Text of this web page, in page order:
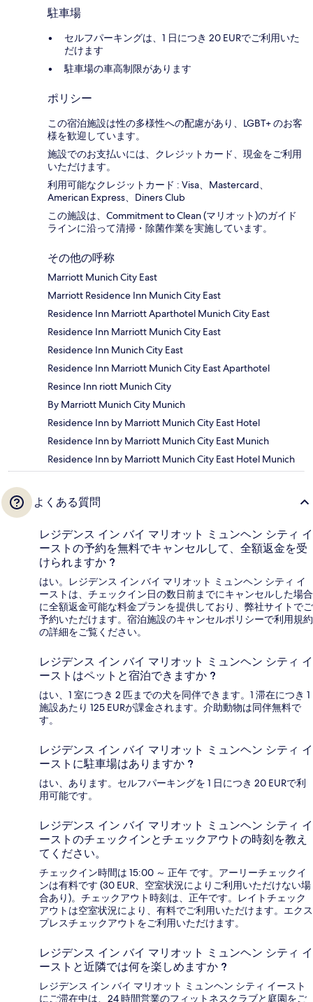
駐車場
セルフパーキングは、1 日につき 20 EURでご利用いた
だけます
駐車場の車高制限があります
ポリシー
この宿泊施設は性の多様性への配慮があり、LGBT+ のお客
様を歓迎しています。
施設でのお支払いには、クレジットカード、現金をご利用
いただけます。
利用可能なクレジットカード : Visa、Mastercard、
American Express、Diners Club
この施設は、Commitment to Clean (マリオット)のガイド
ラインに沿って清掃・除菌作業を実施しています。
その他の呼称
Marriott Munich City East
Marriott Residence Inn Munich City East
Residence Inn Marriott Aparthotel Munich City East
Residence Inn Marriott Munich City East
Residence Inn Munich City East
Residence Inn Marriott Munich City East Aparthotel
Resince Inn riott Munich City
By Marriott Munich City Munich
Residence Inn by Marriott Munich City East Hotel
Residence Inn by Marriott Munich City East Munich
Residence Inn by Marriott Munich City East Hotel Munich
よくある質問
レジデンス イン バイ マリオット ミュンヘン シティ イ
ーストの予約を無料でキャンセルして、全額返金を受
けられますか ?
はい。レジデンス イン バイ マリオット ミュンヘン シティ イ
ーストは、チェックイン日の数日前までにキャンセルした場合
に全額返金可能な料金プランを提供しており、弊社サイトでご
予約いただけます。宿泊施設のキャンセルポリシーで利用規約
の詳細をご覧ください。
レジデンス イン バイ マリオット ミュンヘン シティ イ
ーストはペットと宿泊できますか ?
はい、1 室につき 2 匹までの犬を同伴できます。1 滞在につき 1
施設あたり 125 EURが課金されます。介助動物は同伴無料で
す。
レジデンス イン バイ マリオット ミュンヘン シティ イ
ーストに駐車場はありますか ?
はい、あります。セルフパーキングを 1 日につき 20 EURで利
用可能です。
レジデンス イン バイ マリオット ミュンヘン シティ イ
ーストのチェックインとチェックアウトの時刻を教え
てください。
チェックイン時間は 15:00 ～ 正午 です。アーリーチェックイ
ンは有料です (30 EUR、空室状況によりご利用いただけない場
合あり)。チェックアウト時刻は、正午です。レイトチェック
アウトは空室状況により、有料でご利用いただけます。エクス
プレスチェックアウトをご利用いただけます。
レジデンス イン バイ マリオット ミュンヘン シティ イ
ーストと近隣では何を楽しめますか ?
レジデンス イン バイ マリオット ミュンヘン シティ イースト
にご滞在中は、24 時間営業のフィットネスクラブと庭園をご